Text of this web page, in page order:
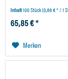
Inhalt100 Stück(0,66 € * / 1
65,85 € *
Merken